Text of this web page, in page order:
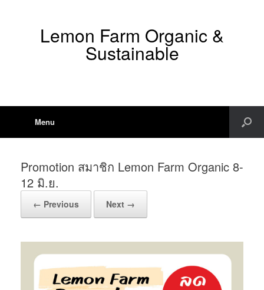
Lemon Farm Organic &
Sustainable
Menu
Promotion สมาชิก Lemon Farm Organic 8-
12 มิ.ย.
← Previous Next →